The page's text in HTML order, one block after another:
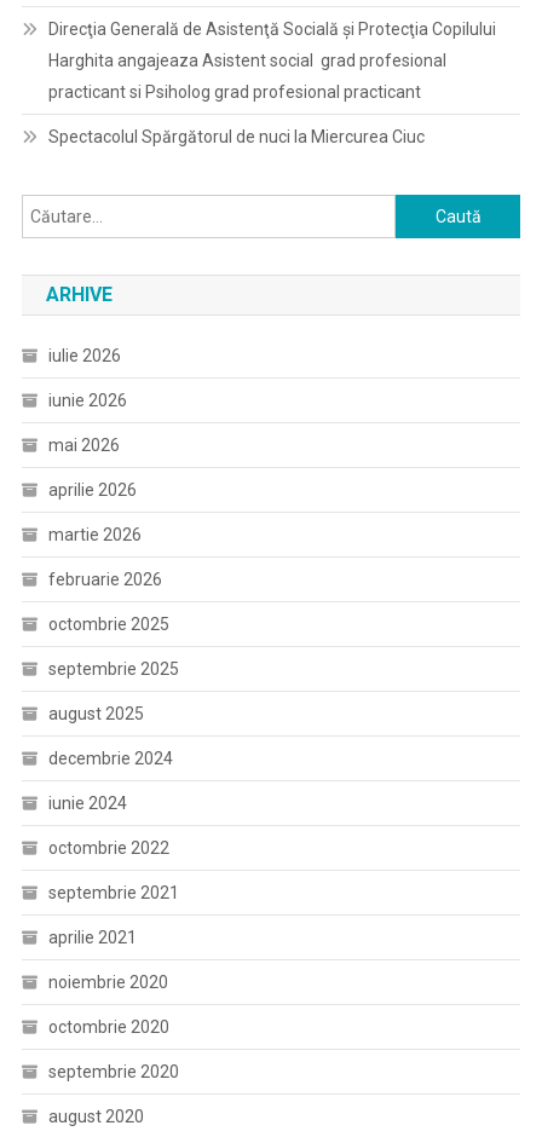
Direcţia Generală de Asistenţă Socială şi Protecţia Copilului
Harghita angajeaza Asistent social grad profesional
practicant si Psiholog grad profesional practicant
Spectacolul Spărgătorul de nuci la Miercurea Ciuc
Caută
după:
ARHIVE
iulie 2026
iunie 2026
mai 2026
aprilie 2026
martie 2026
februarie 2026
octombrie 2025
septembrie 2025
august 2025
decembrie 2024
iunie 2024
octombrie 2022
septembrie 2021
aprilie 2021
noiembrie 2020
octombrie 2020
septembrie 2020
august 2020